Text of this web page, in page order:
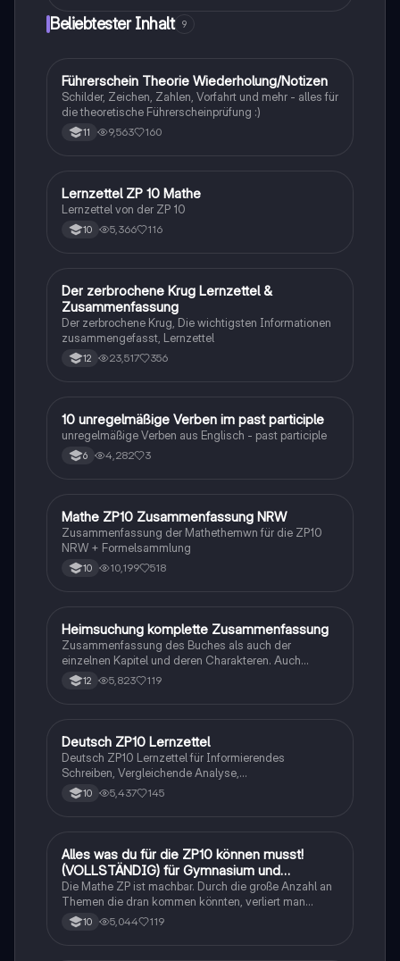
Beliebtester Inhalt 9
Lerntipps
Führerschein Theorie Wiederholung/Notizen
Schilder, Zeichen, Zahlen, Vorfahrt und mehr - alles für
die theoretische Führerscheinprüfung :)
11 9,563 160
Mathe
Lernzettel ZP 10 Mathe
Lernzettel von der ZP 10
10 5,366 116
Deutsch
Der zerbrochene Krug Lernzettel &
Zusammenfassung
Der zerbrochene Krug, Die wichtigsten Informationen
zusammengefasst, Lernzettel
12 23,517 356
1 Englisch
10 unregelmäßige Verben im past participle
unregelmäßige Verben aus Englisch - past participle
6 4,282 3
Mathe
Mathe ZP10 Zusammenfassung NRW
Zusammenfassung der Mathethemwn für die ZP10
NRW + Formelsammlung
10 10,199 518
Deutsch
Heimsuchung komplette Zusammenfassung
Zusammenfassung des Buches als auch der
einzelnen Kapitel und deren Charakteren. Auch
tabellarisch. Im Unterricht ohne KI erstellt
12 5,823 119
Deutsch
Deutsch ZP10 Lernzettel
Deutsch ZP10 Lernzettel für Informierendes
Schreiben, Vergleichende Analyse,
Sachtexte/Roman/Gedicht..
10 5,437 145
Mathe
Alles was du für die ZP10 können musst!
(VOLLSTÄNDIG) für Gymnasium und
Realschule
Die Mathe ZP ist machbar. Durch die große Anzahl an
Themen die dran kommen könnten, verliert man
schnell den Überblick. Also habe ich von den kleinsten
Themen bis hin zu den größten alles
10 5,044 119